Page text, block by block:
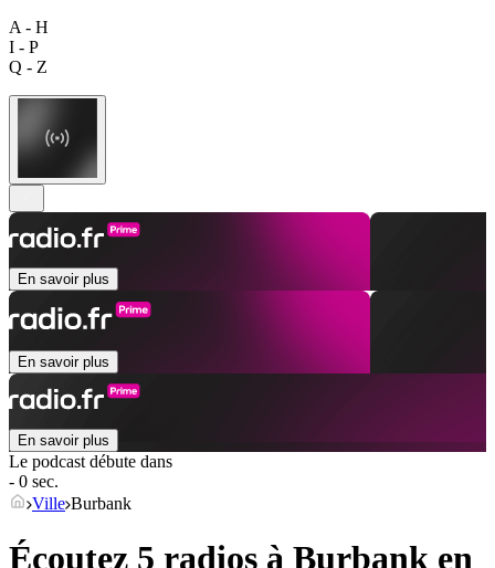
A - H
I - P
Q - Z
En savoir plus
En savoir plus
En savoir plus
Le podcast débute dans
- 0 sec.
Ville Burbank
Écoutez 5 radios à Burbank en